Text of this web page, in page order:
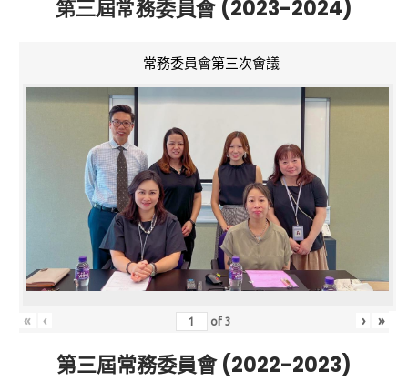
第三屆常務委員會 (2023-2024)
常務委員會第三次會議
« ‹ of3 › »
第三屆常務委員會 (2022-2023)